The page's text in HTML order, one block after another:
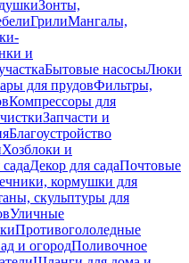
Зонты,
ГрилиМангалы,
и
Бытовые насосыЛюки
для прудовФильтры,
Компрессоры для
Запчасти и
Благоустройство
Хозблоки и
Декор для садаПочтовые
кормушки для
скульптуры для
Уличные
Противогололедные
и огородПоливочное